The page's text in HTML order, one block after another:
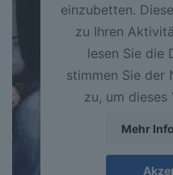
einzubetten.
zu Ihren
lesen Sie die
stimmen Sie der
zu, um dieses
Mehr